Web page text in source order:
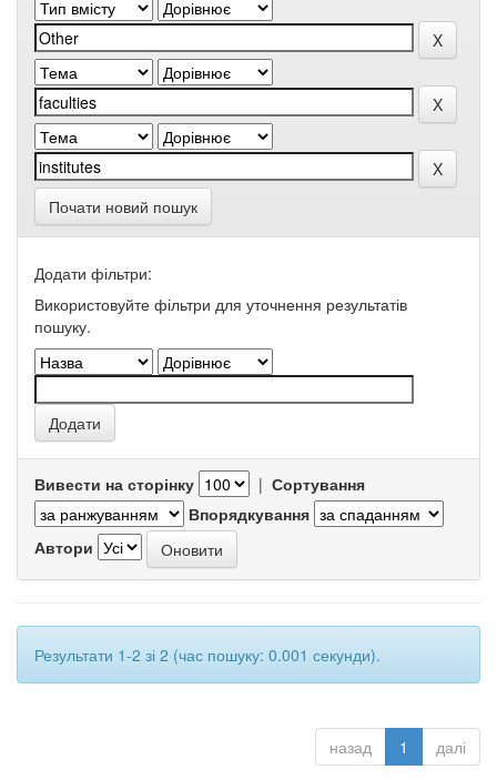
Почати новий пошук
Додати фільтри:
Використовуйте фільтри для уточнення результатів
пошуку.
Вивести на сторінку | Сортування
Впорядкування
Автори
Результати 1-2 зі 2 (час пошуку: 0.001 секунди).
назад 1 далі